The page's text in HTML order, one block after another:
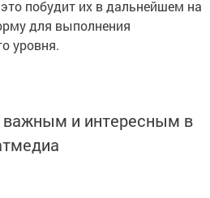
для выполнения
уровня.